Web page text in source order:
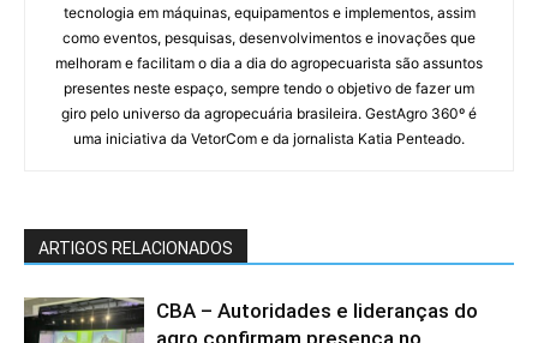
tecnologia em máquinas, equipamentos e implementos, assim
como eventos, pesquisas, desenvolvimentos e inovações que
melhoram e facilitam o dia a dia do agropecuarista são assuntos
presentes neste espaço, sempre tendo o objetivo de fazer um
giro pelo universo da agropecuária brasileira. GestAgro 360º é
uma iniciativa da VetorCom e da jornalista Katia Penteado.
ARTIGOS RELACIONADOS
CBA – Autoridades e lideranças do